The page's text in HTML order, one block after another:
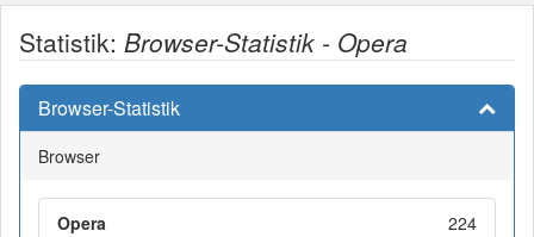
Statistik: Browser-Statistik - Opera
Browser-Statistik
Browser
Opera 224